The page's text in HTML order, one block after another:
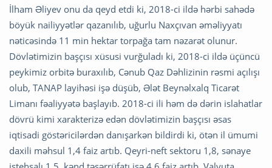
İlham Əliyev onu da qeyd etdi ki, 2018-ci ildə hərbi sahədə
böyük nailiyyətlər qazanılıb, uğurlu Naxçıvan əməliyyatı
nəticəsində 11 min hektar torpağa tam nəzarət olunur.
Dövlətimizin başçısı xüsusi vurğuladı ki, 2018-ci ildə üçüncü
peykimiz orbitə buraxılıb, Cənub Qaz Dəhlizinin rəsmi açılışı
olub, TANAP layihəsi işə düşüb, Ələt Beynəlxalq Ticarət
Limanı fəaliyyətə başlayıb. 2018-ci ili həm də dərin islahatlar
dövrü kimi xarakterizə edən dövlətimizin başçısı əsas
iqtisadi göstəricilərdən danışarkən bildirdi ki, ötən il ümumi
daxili məhsul 1,4 faiz artıb. Qeyri-neft sektoru 1,8, sənaye